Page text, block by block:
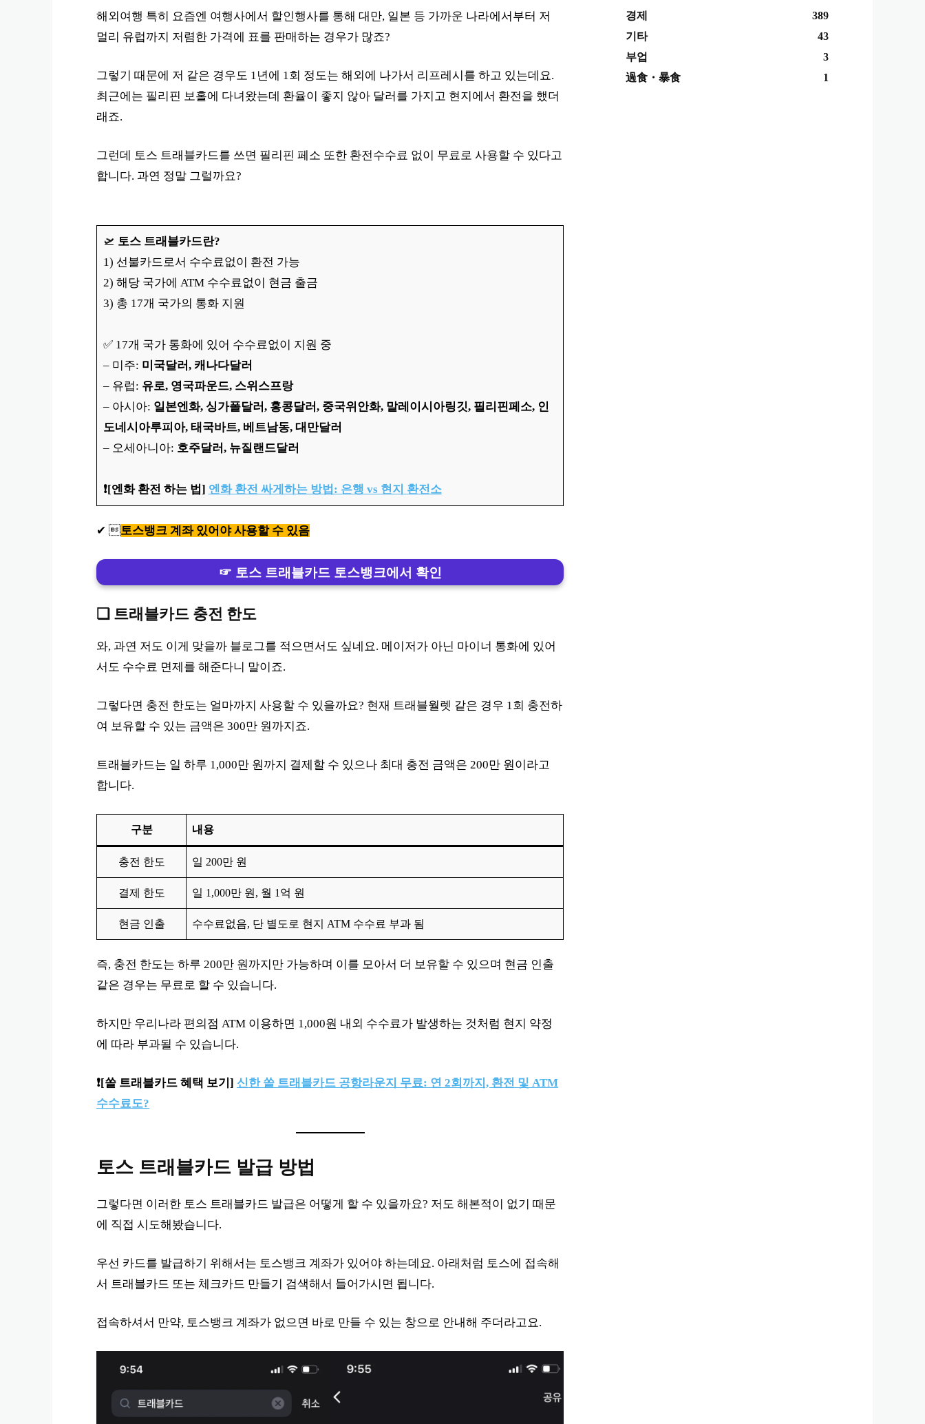
해외여행 특히 요즘엔 여행사에서 할인행사를 통해 대만, 일본 등 가까운 나라에서부터 저
멀리 유럽까지 저렴한 가격에 표를 판매하는 경우가 많죠?
그렇기 때문에 저 같은 경우도 1년에 1회 정도는 해외에 나가서 리프레시를 하고 있는데요.
최근에는 필리핀 보홀에 다녀왔는데 환율이 좋지 않아 달러를 가지고 현지에서 환전을 했더
래죠.
그런데 토스 트래블카드를 쓰면 필리핀 페소 또한 환전수수료 없이 무료로 사용할 수 있다고
합니다. 과연 정말 그럴까요?
🛫 토스 트래블카드란?
1) 선불카드로서 수수료없이 환전 가능
2) 해당 국가에 ATM 수수료없이 현금 출금
3) 총 17개 국가의 통화 지원
✅ 17개 국가 통화에 있어 수수료없이 지원 중
– 미주: 미국달러, 캐나다달러
– 유럽: 유로, 영국파운드, 스위스프랑
– 아시아: 일본엔화, 싱가폴달러, 홍콩달러, 중국위안화, 말레이시아링깃, 필리핀페소, 인
도네시아루피아, 태국바트, 베트남동, 대만달러
– 오세아니아: 호주달러, 뉴질랜드달러
❗️[엔화 환전 하는 법] 엔화 환전 싸게하는 방법: 은행 vs 현지 환전소
✔ 토스뱅크 계좌 있어야 사용할 수 있음
☞ 토스 트래블카드 토스뱅크에서 확인
❏ 트래블카드 충전 한도
와, 과연 저도 이게 맞을까 블로그를 적으면서도 싶네요. 메이저가 아닌 마이너 통화에 있어
서도 수수료 면제를 해준다니 말이죠.
그렇다면 충전 한도는 얼마까지 사용할 수 있을까요? 현재 트래블월렛 같은 경우 1회 충전하
여 보유할 수 있는 금액은 300만 원까지죠.
트래블카드는 일 하루 1,000만 원까지 결제할 수 있으나 최대 충전 금액은 200만 원이라고
합니다.
구분 내용
충전 한도 일 200만 원
결제 한도 일 1,000만 원, 월 1억 원
현금 인출 수수료없음, 단 별도로 현지 ATM 수수료 부과 됨
즉, 충전 한도는 하루 200만 원까지만 가능하며 이를 모아서 더 보유할 수 있으며 현금 인출
같은 경우는 무료로 할 수 있습니다.
하지만 우리나라 편의점 ATM 이용하면 1,000원 내외 수수료가 발생하는 것처럼 현지 약정
에 따라 부과될 수 있습니다.
❗️[쏠 트래블카드 혜택 보기] 신한 쏠 트래블카드 공항라운지 무료: 연 2회까지, 환전 및 ATM
수수료도?
토스 트래블카드 발급 방법
그렇다면 이러한 토스 트래블카드 발급은 어떻게 할 수 있을까요? 저도 해본적이 없기 때문
에 직접 시도해봤습니다.
우선 카드를 발급하기 위해서는 토스뱅크 계좌가 있어야 하는데요. 아래처럼 토스에 접속해
서 트래블카드 또는 체크카드 만들기 검색해서 들어가시면 됩니다.
접속하셔서 만약, 토스뱅크 계좌가 없으면 바로 만들 수 있는 창으로 안내해 주더라고요.
경제
389
기타
43
부업
3
過食・暴食
1